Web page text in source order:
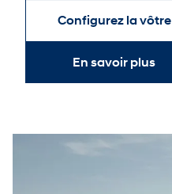
Configurez la vôtre
En savoir plus